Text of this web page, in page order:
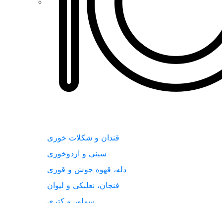
قندان و شکلات خوری
سینی و اردوخوری
دله، قهوه جوش و قوری
فنجان، نعلبکی و لیوان
سماور و کتری